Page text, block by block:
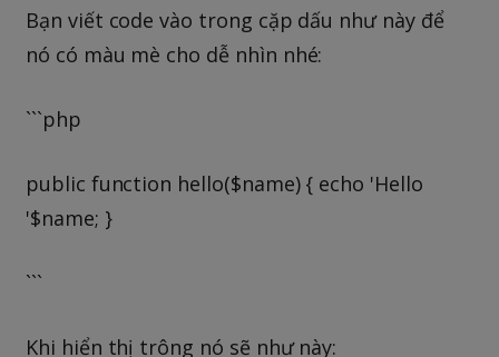
Bạn viết code vào trong cặp dấu như này để
nó có màu mè cho dễ nhìn nhé:
```php
public function hello($name) { echo 'Hello
'$name; }
```
Khi hiển thị trông nó sẽ như này: